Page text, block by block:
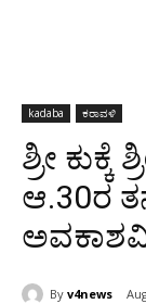
kadaba ಕರಾವಳಿ
ಶ್ರೀ ಕುಕ್ಕೆ
ಆ.30ರ
By v4news